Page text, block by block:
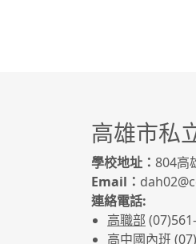
高雄市私
學校地址： 804高
Email：
連絡電話:
高職部
高中國內班